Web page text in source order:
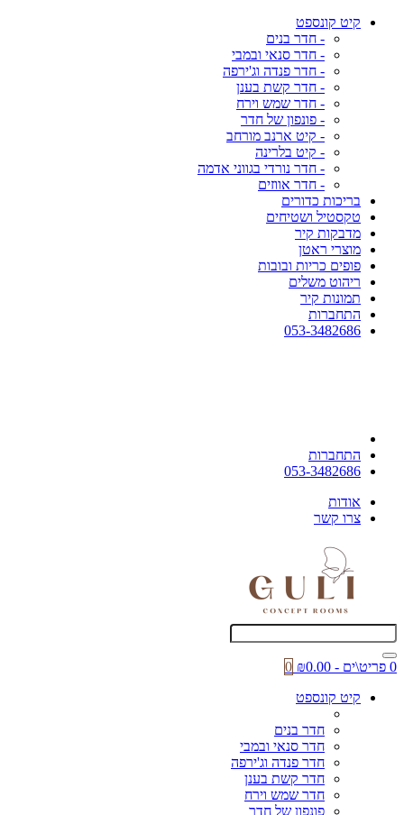
קיט קונספט
- חדר בנים
- חדר סנאי ובמבי
- חדר פנדה וג'ירפה
- חדר קשת בענן
- חדר שמש וירח
- פונפון של חדר
- קיט ארנב מורחב
- קיט בלרינה
- חדר נורדי בגווני אדמה
- חדר אווזים
בריכות כדורים
טקסטיל ושטיחים
מדבקות קיר
מוצרי ראטן
פופים כריות ובובות
ריהוט משלים
תמונות קיר
התחברות
053-3482686
התחברות
053-3482686
אודות
צרו קשר
0 פריט\ים - ₪0.00
0
קיט קונספט
חדר בנים
חדר סנאי ובמבי
חדר פנדה וג'ירפה
חדר קשת בענן
חדר שמש וירח
פונפון של חדר